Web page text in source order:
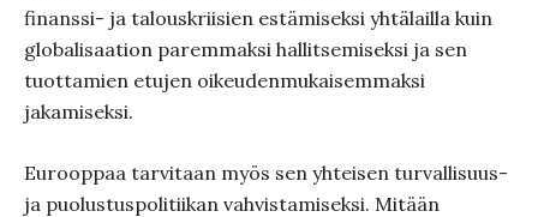
finanssi- ja talouskriisien estämiseksi yhtälailla kuin
globalisaation paremmaksi hallitsemiseksi ja sen
tuottamien etujen oikeudenmukaisemmaksi
jakamiseksi.
Eurooppaa tarvitaan myös sen yhteisen turvallisuus-
ja puolustuspolitiikan vahvistamiseksi. Mitään